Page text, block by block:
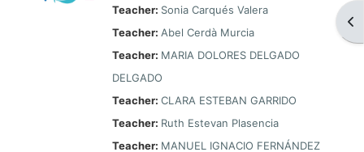
Teacher: Sonia Carqués Valera
Teacher: Abel Cerdà Murcia
Teacher: MARIA DOLORES DELGADO
DELGADO
Teacher: CLARA ESTEBAN GARRIDO
Teacher: Ruth Estevan Plasencia
Teacher: MANUEL IGNACIO FERNÁNDEZ